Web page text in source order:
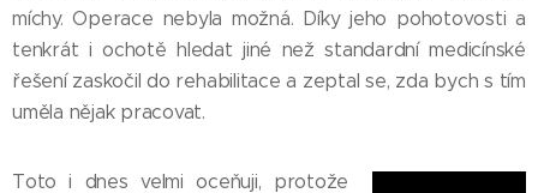
míchy. Operace nebyla možná. Díky jeho pohotovosti a
tenkrát i ochotě hledat jiné než standardní medicínské
řešení zaskočil do rehabilitace a zeptal se, zda bych s tím
uměla nějak pracovat.
Toto i dnes velmi oceňuji, protože